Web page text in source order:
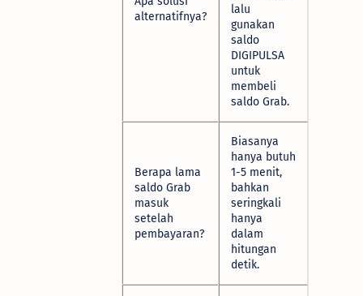
alternatifnya?
lalu
gunakan
saldo
DIGIPULSA
untuk
membeli
saldo Grab.
Berapa lama
saldo Grab
masuk
setelah
pembayaran?
Biasanya
hanya butuh
1-5 menit,
bahkan
seringkali
hanya
dalam
hitungan
detik.